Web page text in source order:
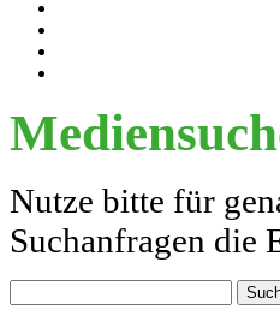
Nutze bitte für
Suchanfragen die